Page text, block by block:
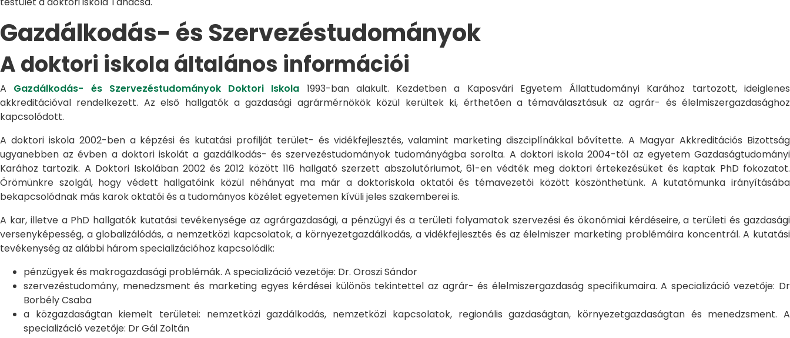
Gazdálkodás- és Szervezéstudományok
A doktori iskola általános információi
A Gazdálkodás- és Szervezéstudományok Doktori Iskola 1993-ban alakult. Kezdetben a Kaposvári Egyetem Állattudományi Karához tartozott, ideiglenes
akkreditációval rendelkezett. Az első hallgatók a gazdasági agrármérnökök közül kerültek ki, érthetően a témaválasztásuk az agrár- és élelmiszergazdasághoz
kapcsolódott.
A doktori iskola 2002-ben a képzési és kutatási profilját terület- és vidékfejlesztés, valamint marketing diszciplínákkal bővítette. A Magyar Akkreditációs Bizottság
ugyanebben az évben a doktori iskolát a gazdálkodás- és szervezéstudományok tudományágba sorolta. A doktori iskola 2004-től az egyetem Gazdaságtudományi
Karához tartozik. A Doktori Iskolában 2002 és 2012 között 116 hallgató szerzett abszolutóriumot, 61-en védték meg doktori értekezésüket és kaptak PhD fokozatot.
Örömünkre szolgál, hogy védett hallgatóink közül néhányat ma már a doktoriskola oktatói és témavezetői között köszönthetünk. A kutatómunka irányításába
bekapcsolódnak más karok oktatói és a tudományos közélet egyetemen kívüli jeles szakemberei is.
A kar, illetve a PhD hallgatók kutatási tevékenysége az agrárgazdasági, a pénzügyi és a területi folyamatok szervezési és ökonómiai kérdéseire, a területi és gazdasági
versenyképesség, a globalizálódás, a nemzetközi kapcsolatok, a környezetgazdálkodás, a vidékfejlesztés és az élelmiszer marketing problémáira koncentrál. A kutatási
tevékenység az alábbi három specializációhoz kapcsolódik:
pénzügyek és makrogazdasági problémák. A specializáció vezetője: Dr. Oroszi Sándor
szervezéstudomány, menedzsment és marketing egyes kérdései különös tekintettel az agrár- és élelmiszergazdaság specifikumaira. A specializáció vezetője: Dr
Borbély Csaba
a közgazdaságtan kiemelt területei: nemzetközi gazdálkodás, nemzetközi kapcsolatok, regionális gazdaságtan, környezetgazdaságtan és menedzsment. A
specializáció vezetője: Dr Gál Zoltán